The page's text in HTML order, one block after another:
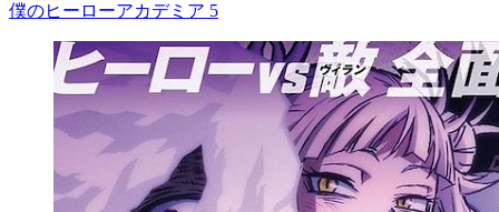
僕のヒーローアカデミア 5